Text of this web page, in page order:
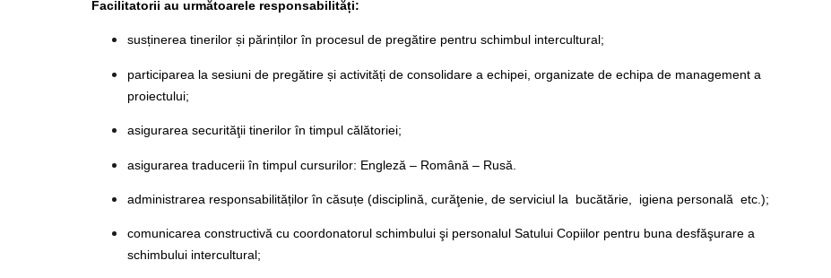
Facilitatorii au următoarele responsabilități:
susținerea tinerilor și părinților în procesul de pregătire pentru schimbul intercultural;
participarea la sesiuni de pregătire și activități de consolidare a echipei, organizate de echipa de management a
proiectului;
asigurarea securităţii tinerilor în timpul călătoriei;
asigurarea traducerii în timpul cursurilor: Engleză – Română – Rusă.
administrarea responsabilităților în căsuțe (disciplină, curăţenie, de serviciul la bucătărie, igiena personală etc.);
comunicarea constructivă cu coordonatorul schimbului şi personalul Satului Copiilor pentru buna desfăşurare a
schimbului intercultural;